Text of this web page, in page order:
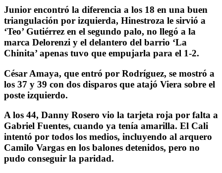
Junior encontró la diferencia a los 18 en una buen
triangulación por izquierda, Hinestroza le sirvió a
‘Teo’ Gutiérrez en el segundo palo, no llegó a la
marca Delorenzi y el delantero del barrio ‘La
Chinita’ apenas tuvo que empujarla para el 1-2.
César Amaya, que entró por Rodríguez, se mostró a
los 37 y 39 con dos disparos que atajó Viera sobre el
poste izquierdo.
A los 44, Danny Rosero vio la tarjeta roja por falta a
Gabriel Fuentes, cuando ya tenía amarilla. El Cali
intentó por todos los medios, incluyendo al arquero
Camilo Vargas en los balones detenidos, pero no
pudo conseguir la paridad.